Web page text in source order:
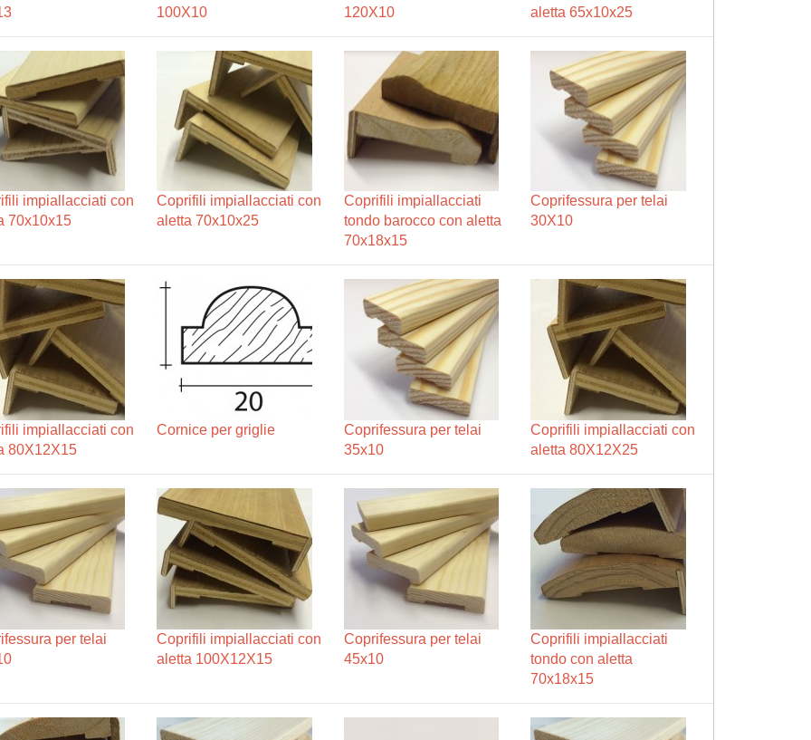
100X10 120X10 aletta 65x10x25
impiallacciati con
70x10x15
Coprifili impiallacciati con
aletta 70x10x25
Coprifili impiallacciati
tondo barocco con aletta
70x18x15
Coprifessura per telai
30X10
impiallacciati con
80X12X15
Cornice per griglie
Coprifessura per telai
35x10
Coprifili impiallacciati con
aletta 80X12X25
per telai
Coprifili impiallacciati con
aletta 100X12X15
Coprifessura per telai
45x10
Coprifili impiallacciati
tondo con aletta
70x18x15